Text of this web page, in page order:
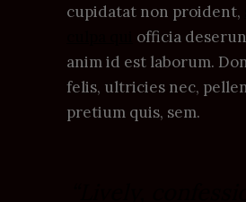
cupidatat non proident,
officia
anim id est laborum.
felis, ultricies nec,
pretium quis, sem.